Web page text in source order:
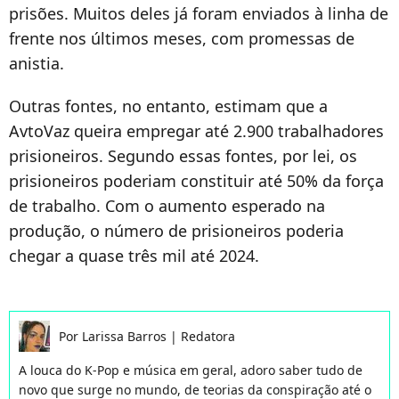
prisões. Muitos deles já foram enviados à linha de
frente nos últimos meses, com promessas de
anistia.
Outras fontes, no entanto, estimam que a
AvtoVaz queira empregar até 2.900 trabalhadores
prisioneiros. Segundo essas fontes, por lei, os
prisioneiros poderiam constituir até 50% da força
de trabalho. Com o aumento esperado na
produção, o número de prisioneiros poderia
chegar a quase três mil até 2024.
Por Larissa Barros | Redatora
A louca do K-Pop e música em geral, adoro saber tudo de
novo que surge no mundo, de teorias da conspiração até o